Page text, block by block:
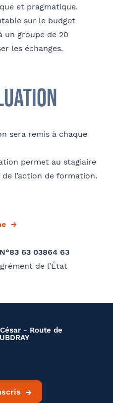
et pragmatique.
sur le budget
groupe de 20
les échanges.
sera remis à chaque
permet au stagiaire
l’action de formation.
N°83 63 03864 63
de l’État
- Route de